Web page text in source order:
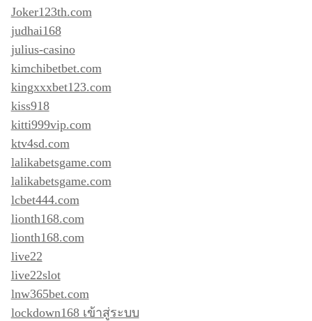
Joker123th.com
judhai168
julius-casino
kimchibetbet.com
kingxxxbet123.com
kiss918
kitti999vip.com
ktv4sd.com
lalikabetsgame.com
lalikabetsgame.com
lcbet444.com
lionth168.com
lionth168.com
live22
live22slot
lnw365bet.com
lockdown168 เข้าสู่ระบบ